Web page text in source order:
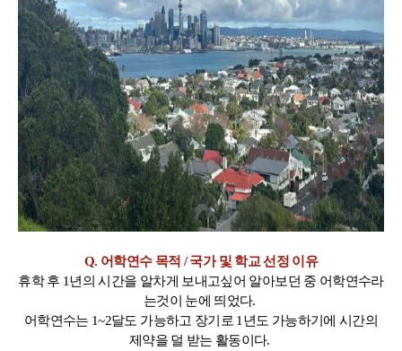
Q. 어학연수 목적 / 국가 및 학교 선정 이유
휴학 후 1년의 시간을 알차게 보내고싶어 알아보던 중 어학연수라
는것이 눈에 띄었다.
어학연수는 1~2달도 가능하고 장기로 1년도 가능하기에 시간의
제약을 덜 받는 활동이다.